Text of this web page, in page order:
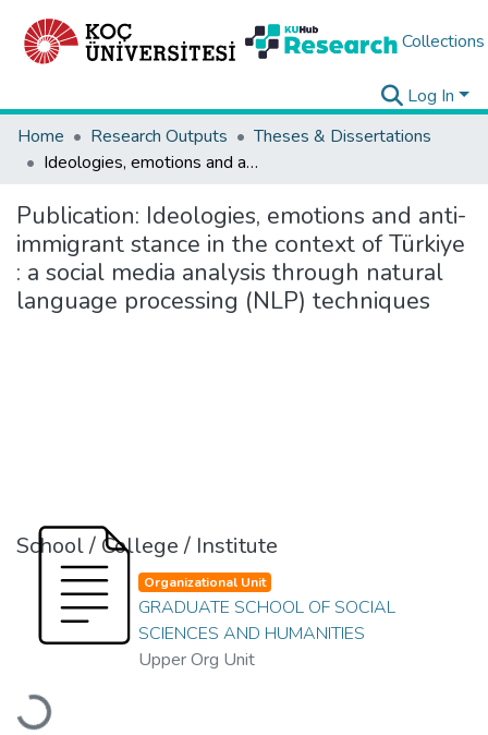
Collections
Log In
Home
Research Outputs
Theses & Dissertations
Ideologies, emotions and anti-immigrant stance in the context of Türkiye : a social media analysis through natural language processing (NLP) techniques
Publication: Ideologies, emotions and anti-
immigrant stance in the context of Türkiye
: a social media analysis through natural
language processing (NLP) techniques
School / College / Institute
Loading...
Organizational Unit
GRADUATE SCHOOL OF SOCIAL
SCIENCES AND HUMANITIES
Upper Org Unit